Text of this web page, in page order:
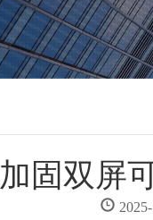
加固双屏